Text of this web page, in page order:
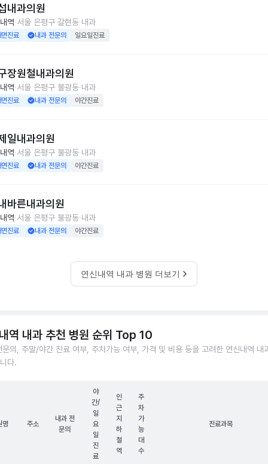
내과의원
역 서울 은평구 갈현동 내과
면진료 내과 전문의 일요일진료
장원철내과의원
역 서울 은평구 불광동 내과
면진료 내과 전문의 야간진료
일내과의원
역 서울 은평구 불광동 내과
면진료 내과 전문의 야간진료
바른내과의원
역 서울 은평구 불광동 내과
면진료 내과 전문의 야간진료
연신내역 내과 병원 더보기
역 내과 추천 병원 순위 Top 10
문의, 주말/야간 진료 여부, 주차가능 여부, 가격 및 비용 등을 고려한 연신내역 내
다.
명 주소
내과 전
문의
야
간/
일
요
일
진
료
인
근
지
하
철
역
주
차
가
능
대
수
진료과목